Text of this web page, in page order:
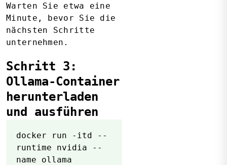
Warten Sie etwa eine
Minute, bevor Sie die
nächsten Schritte
unternehmen.
Schritt 3:
Ollama-Container
herunterladen
und ausführen
docker run -itd --
runtime nvidia --
name ollama